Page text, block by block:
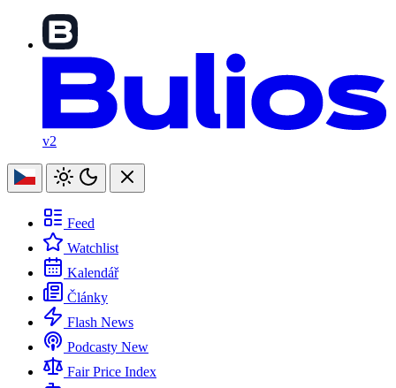
v2
Feed
Watchlist
Kalendář
Články
Flash News
Podcasty New
Fair Price Index